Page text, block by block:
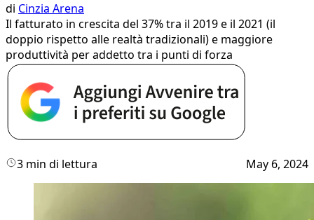
di Cinzia Arena
Il fatturato in crescita del 37% tra il 2019 e il 2021 (il
doppio rispetto alle realtà tradizionali) e maggiore
produttività per addetto tra i punti di forza
3 min di lettura May 6, 2024